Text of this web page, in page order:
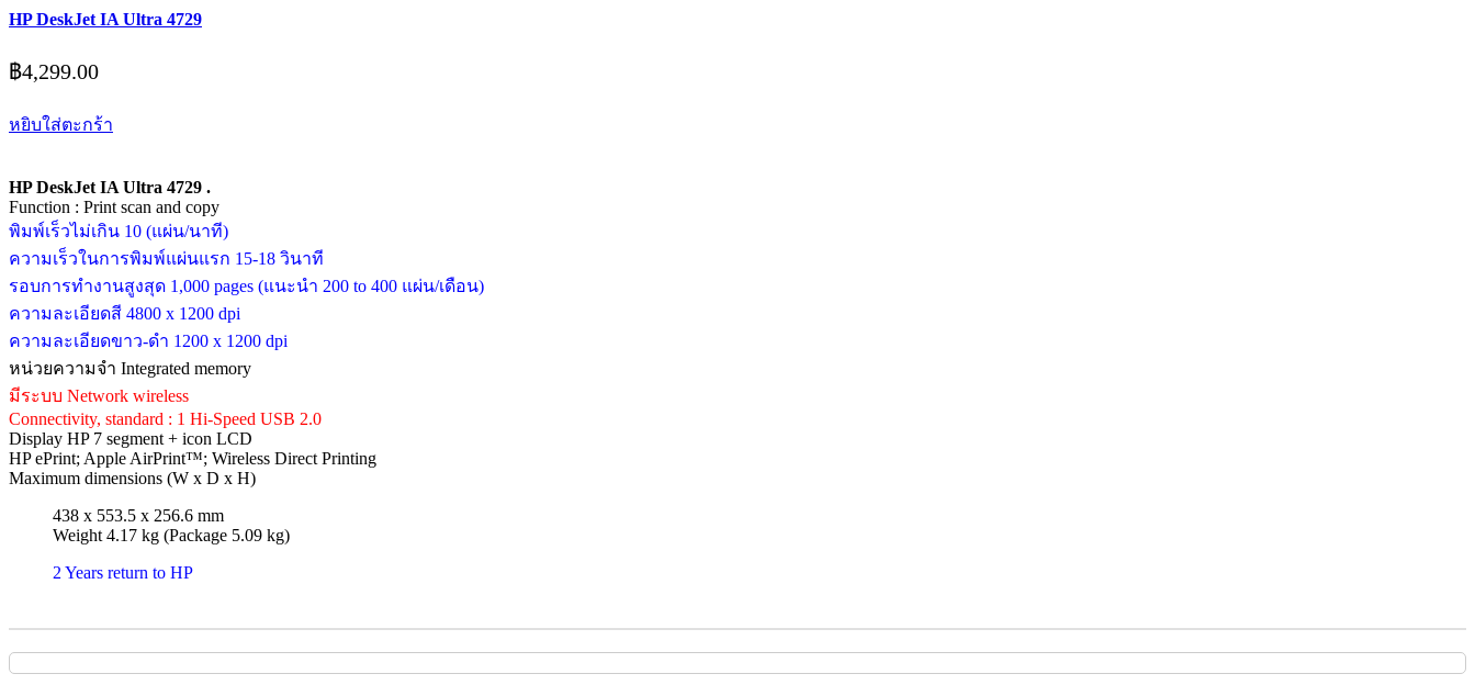
HP DeskJet IA Ultra 4729
฿4,299.00
หยิบใส่ตะกร้า
HP DeskJet IA Ultra 4729 .
Function : Print scan and copy
พิมพ์เร็วไม่เกิน 10 (แผ่น/นาที)
ความเร็วในการพิมพ์แผ่นแรก 15-18 วินาที
รอบการทำงานสูงสุด 1,000 pages (แนะนำ 200 to 400 แผ่น/เดือน)
ความละเอียดสี 4800 x 1200 dpi
ความละเอียดขาว-ดำ 1200 x 1200 dpi
หน่วยความจำ Integrated memory
มีระบบ Network wireless
Connectivity, standard : 1 Hi-Speed USB 2.0
Display HP 7 segment + icon LCD
HP ePrint; Apple AirPrint™; Wireless Direct Printing
Maximum dimensions (W x D x H)
438 x 553.5 x 256.6 mm
Weight 4.17 kg (Package 5.09 kg)
2 Years return to HP